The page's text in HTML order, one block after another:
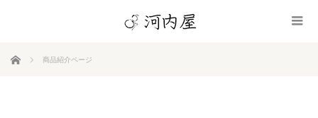
ホーム 商品紹介ページ